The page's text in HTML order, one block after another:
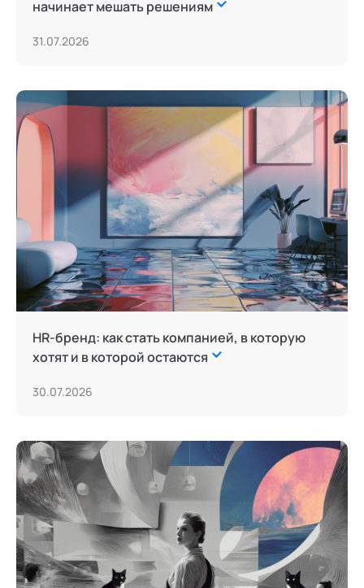
начинает мешать решениям
31.07.2026
HR-бренд: как стать компанией, в которую
хотят и в которой остаются
30.07.2026